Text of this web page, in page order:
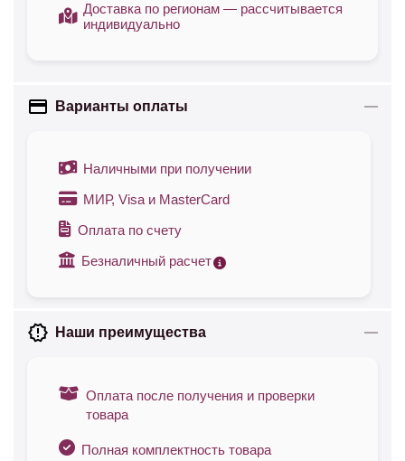
Доставка по регионам — рассчитывается
индивидуально
Варианты оплаты
Наличными при получении
МИР, Visa и MasterCard
Оплата по счету
Безналичный расчет
Наши преимущества
Оплата после получения и проверки
товара
Полная комплектность товара